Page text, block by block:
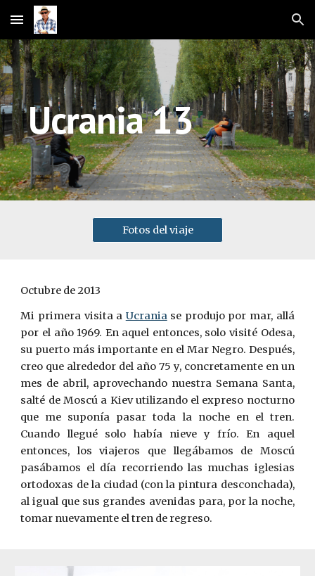
Skip to main content Skip to navigation
Ucrania 13
Fotos del viaje
Octubre de 2013
Mi primera visita a Ucraniase produjo por mar, allá
por el año 1969. En aquel entonces, solo visité Odesa,
su puerto más importante en el Mar Negro. Después,
creo que alrededor del año 75 y, concretamente en un
mes de abril, aprovechando nuestra Semana Santa,
salté de Moscú a Kiev utilizando el expreso nocturno
que me suponía pasar toda la noche en el tren.
Cuando llegué solo había nieve y frío. En aquel
entonces, los viajeros que llegábamos de Moscú
pasábamos el día recorriendo las muchas iglesias
ortodoxas de la ciudad (con la pintura desconchada),
al igual que sus grandes avenidas para, por la noche,
tomar nuevamente el tren de regreso.